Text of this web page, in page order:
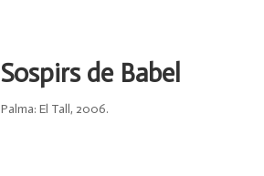
Sospirs de Babel
Palma: El Tall, 2006.